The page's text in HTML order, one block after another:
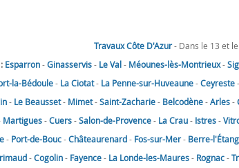
Travaux Côte D'Azur- Dans le 13 et
Esparron-Ginasservis- Le Val- Méounes-lès-Montrieux-
la-Bédoule- La Ciotat- La Penne-sur-Huveaune-Ceyreste-
- Le Beausset- Mimet-Saint-Zacharie- Belcodène-Arles-
Martigues-Cuers-Salon-de-Provence- La Crau- Istres-
- Port-de-Bouc-Châteaurenard- Fos-sur-Mer- Berre-l'Étang
-Cogolin- Fayence- La Londe-les-Maures- Rognac-